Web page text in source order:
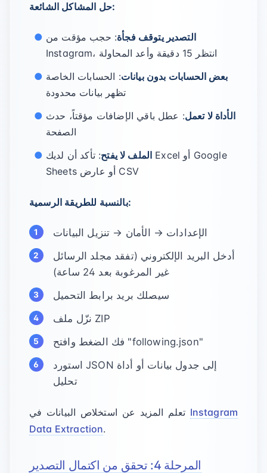
حل المشاكل الشائعة:
التصدير يتوقف فجأة: حجب مؤقت من
Instagram، انتظر 15 دقيقة وأعد المحاولة
بعض الحسابات بدون بيانات: الحسابات الخاصة
تظهر بيانات محدودة
الأداة لا تعمل: عطل باقي الإضافات مؤقتاً، حدث
الصفحة
الملف لا يفتح: تأكد أن لديك Excel أو Google
Sheets أو عارض CSV
بالنسبة للطريقة الرسمية:
الإعدادات → الأمان → تنزيل البيانات
أدخل البريد الإلكتروني (تفقد مجلد الرسائل
غير المرغوبة بعد 24 ساعة)
سيصلك بريد برابط التحميل
نزّل ملف ZIP
فك الضغط وافتح "following.json"
استورد JSON إلى جدول بيانات أو أداة
تحليل
تعلم المزيد عن استخلاص البيانات في Instagram
Data Extraction.
المرحلة 4: تحقق من اكتمال التصدير